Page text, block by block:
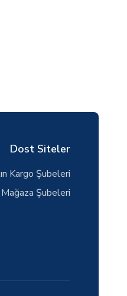
Dost Siteler
Kargo Şubeleri
Mağaza Şubeleri